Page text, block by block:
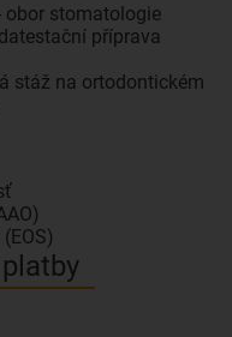
obor stomatologie
příprava
stáž na ortodontickém